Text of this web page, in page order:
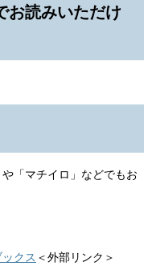
お読みいただけ
「マチイロ」などでもお
クス ＜外部リンク＞